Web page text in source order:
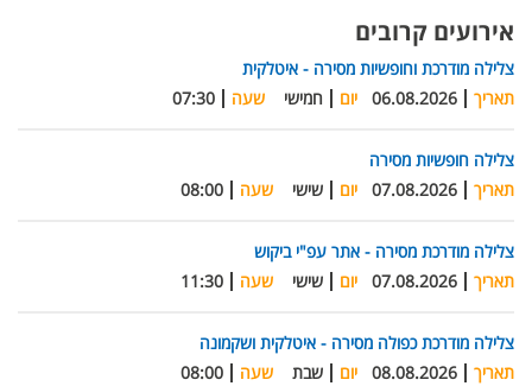
אירועים קרובים
צלילה מודרכת וחופשיות מסירה - איטלקית
תאריך
06.08.2026 יום חמישי שעה 07:30
צלילה חופשיות מסירה
תאריך
07.08.2026 יום שישי שעה 08:00
צלילה מודרכת מסירה - אתר עפ"י ביקוש
תאריך
07.08.2026 יום שישי שעה 11:30
צלילה מודרכת כפולה מסירה - איטלקית ושקמונה
תאריך
08.08.2026 יום שבת שעה 08:00